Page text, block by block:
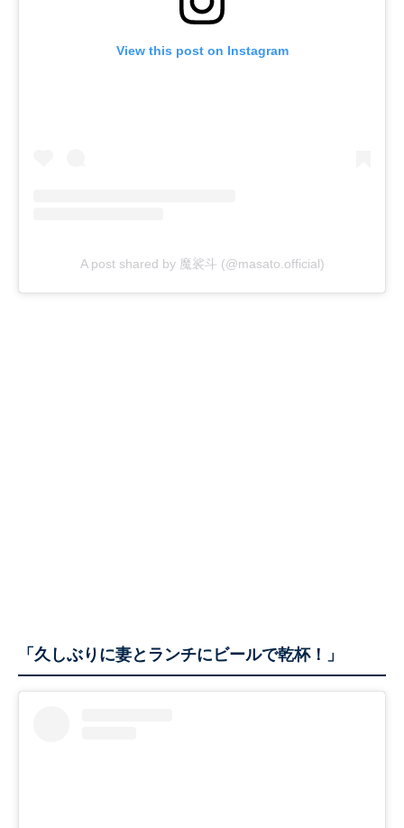
View this post on Instagram
A post shared by 魔裟斗 (@masato.official)
「久しぶりに妻とランチにビールで乾杯！」